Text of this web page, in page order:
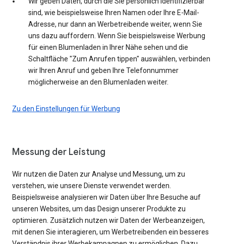
sind, wie beispielsweise Ihren Namen oder Ihre E-Mail-
Adresse, nur dann an Werbetreibende weiter, wenn Sie
uns dazu auffordern. Wenn Sie beispielsweise Werbung
für einen Blumenladen in Ihrer Nähe sehen und die
Schaltfläche "Zum Anrufen tippen" auswählen, verbinden
wir Ihren Anruf und geben Ihre Telefonnummer
möglicherweise an den Blumenladen weiter.
Zu den Einstellungen für Werbung
Messung der Leistung
Wir nutzen die Daten zur Analyse und Messung, um zu
verstehen, wie unsere Dienste verwendet werden.
Beispielsweise analysieren wir Daten über Ihre Besuche auf
unseren Websites, um das Design unserer Produkte zu
optimieren. Zusätzlich nutzen wir Daten der Werbeanzeigen,
mit denen Sie interagieren, um Werbetreibenden ein besseres